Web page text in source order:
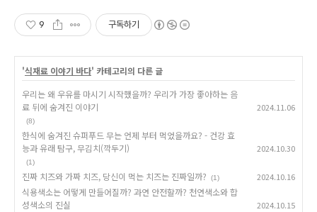
9 구독하기
'식재료 이야기 바다' 카테고리의 다른 글
우리는 왜 우유를 마시기 시작했을까? 우리가 가장 좋아하는 음
료 뒤에 숨겨진 이야기
(8)
2024.11.06
한식에 숨겨진 슈퍼푸드 무는 언제 부터 먹었을까요? - 건강 효
능과 유래 탐구, 무김치(깍두기)
(1)
2024.10.30
진짜 치즈와 가짜 치즈, 당신이 먹는 치즈는 진짜일까? (1) 2024.10.16
식용색소는 어떻게 만들어질까? 과연 안전할까? 천연색소와 합
성색소의 진실
2024.10.15